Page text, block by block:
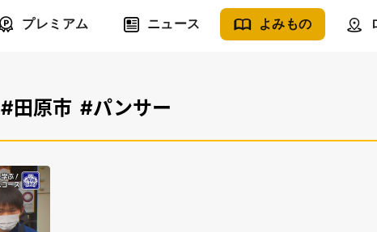
プレミアム ニュース よみもの
#田原市 #パンサー